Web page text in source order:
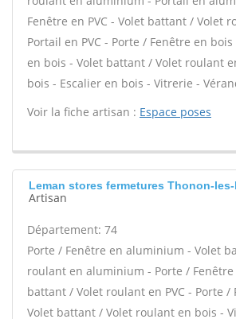
Fenêtre en PVC - Volet battant / Volet
Portail en PVC - Porte / Fenêtre en
en bois - Volet battant / Volet roulant
bois - Escalier en bois - Vitrerie -
Voir la fiche artisan : Espace poses
Leman stores fermetures Thonon-
Artisan
Département: 74
Porte / Fenêtre en aluminium - Volet
roulant en aluminium - Porte / Fenêtre
battant / Volet roulant en PVC - Porte /
Volet battant / Volet roulant en bois -